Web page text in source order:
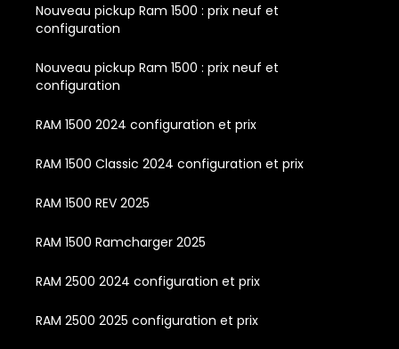
Nouveau pickup Ram 1500 : prix neuf et
configuration
Nouveau pickup Ram 1500 : prix neuf et
configuration
RAM 1500 2024 configuration et prix
RAM 1500 Classic 2024 configuration et prix
RAM 1500 REV 2025
RAM 1500 Ramcharger 2025
RAM 2500 2024 configuration et prix
RAM 2500 2025 configuration et prix